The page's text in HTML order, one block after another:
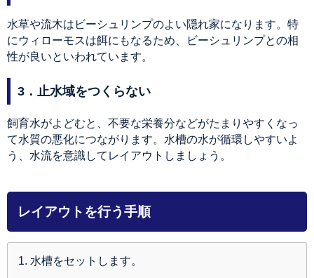
水草や流木はビーシュリンプのよい隠れ家になります。特
にウィローモスは餌にもなるため、ビーシュリンプとの相
性が良いといわれています。
3．止水域をつくらない
飼育水がよどむと、不要な栄養分などがたまりやすくなっ
て水質の悪化につながります。水槽の水が循環しやすいよ
う、水流を意識してレイアウトしましょう。
レイアウトを行う手順
水槽をセットします。